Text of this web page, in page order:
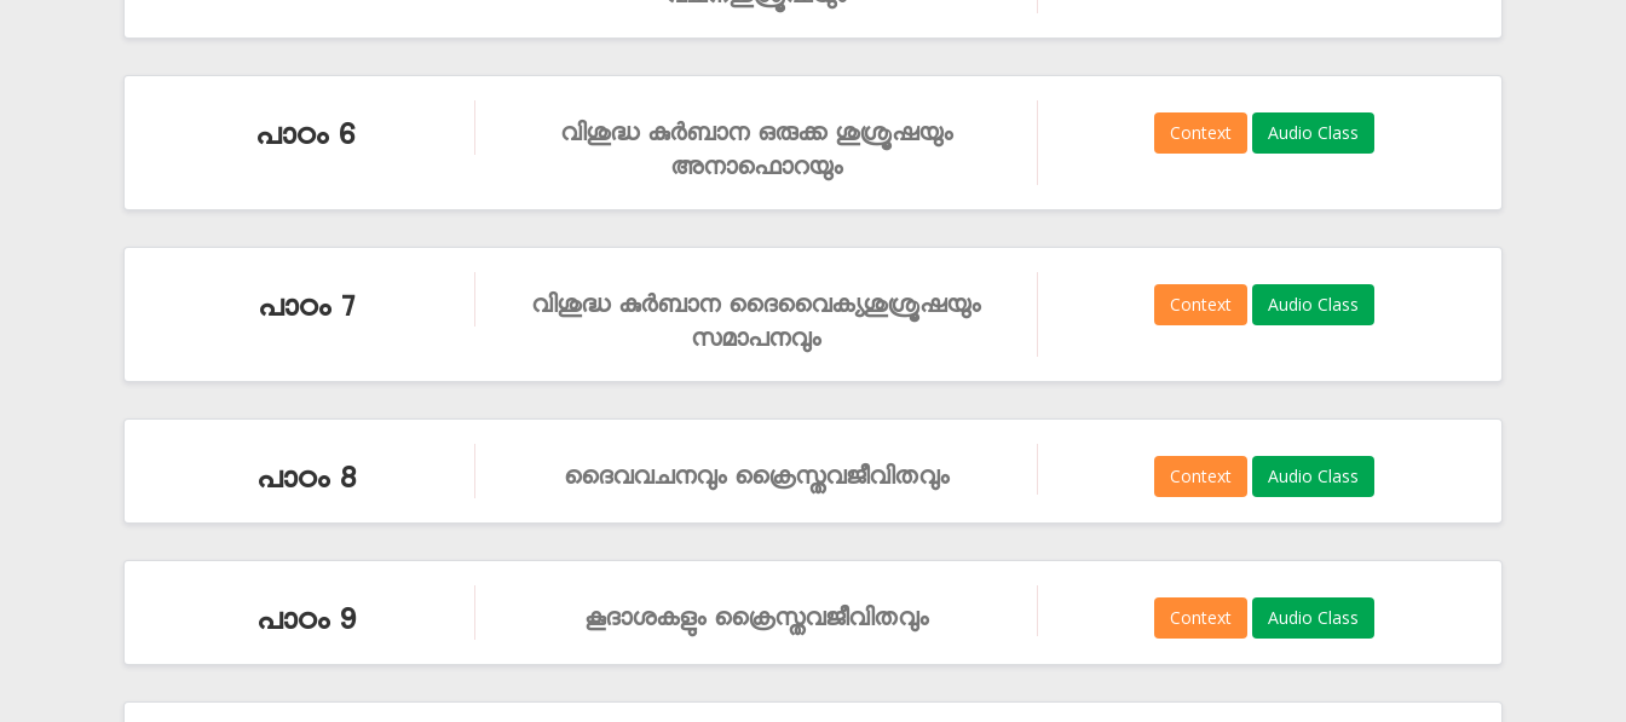
പാഠം 6
വിശുദ്ധ കുര്‍ബാന ഒരുക്ക ശുശ്രൂഷയും
അനാഫൊറയും
Context Audio Class
പാഠം 7
വിശുദ്ധ കുര്‍ബാന ദൈവൈക്യശുശ്രൂഷയും
സമാപനവും
Context Audio Class
പാഠം 8 ദൈവവചനവും ക്രൈസ്തവജീവിതവും Context Audio Class
പാഠം 9 കൂദാശകളും ക്രൈസ്തവജീവിതവും Context Audio Class